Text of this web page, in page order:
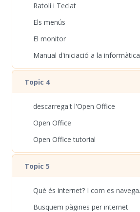
Ratolí i Teclat
Els menús
El monitor
Manual d'iniciació a la informàtica
Topic 4
descarrega't l'Open Office
Open Office
Open Office tutorial
Topic 5
Busquem pàgines per internet